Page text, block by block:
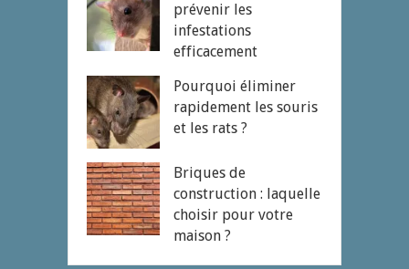
prévenir les
infestations
efficacement
Pourquoi éliminer
rapidement les souris
et les rats ?
Briques de
construction : laquelle
choisir pour votre
maison ?